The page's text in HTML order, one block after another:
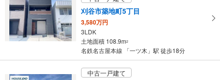
名鉄三河線 「三河高浜」駅 徒歩24分
刈谷市築地町5丁目
3,580万円
3LDK
土地面積 108.9m2
名鉄名古屋本線 「一ツ木」駅 徒歩18分
中古一戸建て